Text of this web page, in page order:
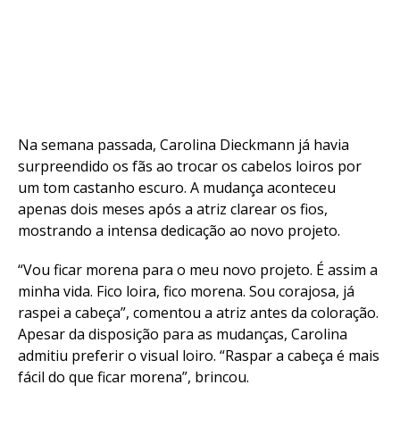
Na semana passada, Carolina Dieckmann já havia
surpreendido os fãs ao trocar os cabelos loiros por
um tom castanho escuro. A mudança aconteceu
apenas dois meses após a atriz clarear os fios,
mostrando a intensa dedicação ao novo projeto.
“Vou ficar morena para o meu novo projeto. É assim a
minha vida. Fico loira, fico morena. Sou corajosa, já
raspei a cabeça”, comentou a atriz antes da coloração.
Apesar da disposição para as mudanças, Carolina
admitiu preferir o visual loiro. “Raspar a cabeça é mais
fácil do que ficar morena”, brincou.